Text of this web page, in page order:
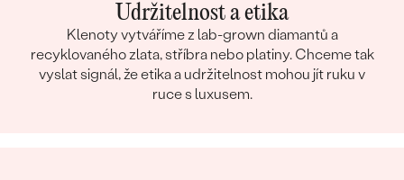
Udržitelnost a etika
Klenoty vytváříme z lab-grown diamantů a
recyklovaného zlata, stříbra nebo platiny. Chceme tak
vyslat signál, že etika a udržitelnost mohou jít ruku v
ruce s luxusem.